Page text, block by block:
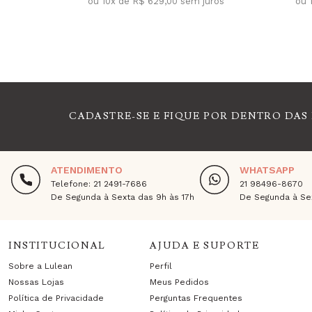
CADASTRE-SE E FIQUE POR DENTRO
ATENDIMENTO
Telefone: 21 2491-7686
De Segunda à Sexta das 9h às 17h
WHATSAPP
21 98496-8670
De Segunda à
INSTITUCIONAL
Sobre a Lulean
Nossas Lojas
Política de Privacidade
AJUDA E SUPORTE
Perfil
Meus Pedidos
Perguntas Frequentes